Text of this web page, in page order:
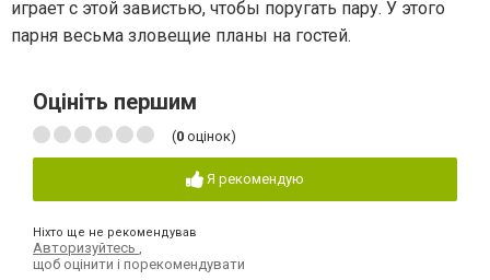
играет с этой завистью, чтобы поругать пару. У этого
парня весьма зловещие планы на гостей.
Оцініть першим
(0 оцінок)
Я рекомендую
Ніхто ще не рекомендував
Авторизуйтесь ,
щоб оцінити і порекомендувати